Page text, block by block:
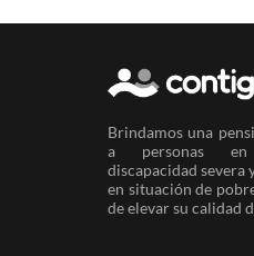
Brindamos una
a personas
discapacidad severa
en situación de
de elevar su calidad